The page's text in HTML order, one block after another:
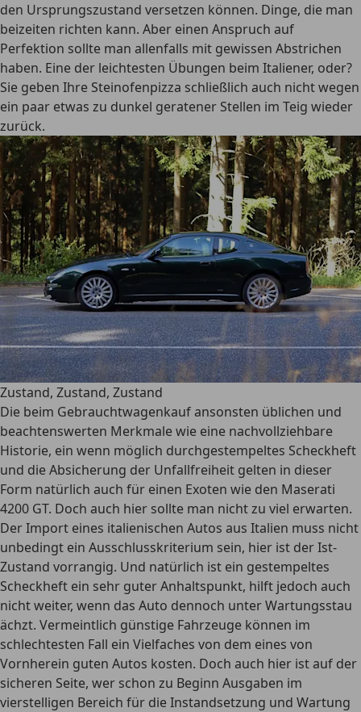
den Ursprungszustand versetzen können. Dinge, die man
beizeiten richten kann. Aber einen Anspruch auf
Perfektion sollte man allenfalls mit gewissen Abstrichen
haben. Eine der leichtesten Übungen beim Italiener, oder?
Sie geben Ihre Steinofenpizza schließlich auch nicht wegen
ein paar etwas zu dunkel geratener Stellen im Teig wieder
zurück.
Zustand, Zustand, Zustand
Die beim Gebrauchtwagenkauf ansonsten üblichen und
beachtenswerten Merkmale wie eine nachvollziehbare
Historie, ein wenn möglich durchgestempeltes Scheckheft
und die Absicherung der Unfallfreiheit gelten in dieser
Form natürlich auch für einen Exoten wie den Maserati
4200 GT. Doch auch hier sollte man nicht zu viel erwarten.
Der Import eines italienischen Autos aus Italien muss nicht
unbedingt ein Ausschlusskriterium sein, hier ist der Ist-
Zustand vorrangig. Und natürlich ist ein gestempeltes
Scheckheft ein sehr guter Anhaltspunkt, hilft jedoch auch
nicht weiter, wenn das Auto dennoch unter Wartungsstau
ächzt. Vermeintlich günstige Fahrzeuge können im
schlechtesten Fall ein Vielfaches von dem eines von
Vornherein guten Autos kosten. Doch auch hier ist auf der
sicheren Seite, wer schon zu Beginn Ausgaben im
vierstelligen Bereich für die Instandsetzung und Wartung